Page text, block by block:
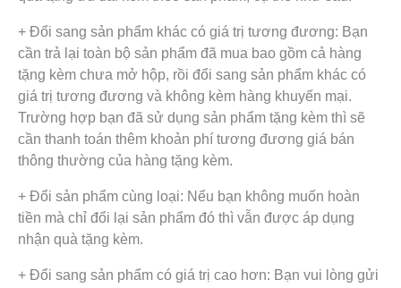
+ Đổi sang sản phẩm khác có giá trị tương đương: Bạn
cần trả lại toàn bộ sản phẩm đã mua bao gồm cả hàng
tặng kèm chưa mở hộp, rồi đổi sang sản phẩm khác có
giá trị tương đương và không kèm hàng khuyến mại.
Trường hợp bạn đã sử dụng sản phẩm tặng kèm thì sẽ
cần thanh toán thêm khoản phí tương đương giá bán
thông thường của hàng tặng kèm.
+ Đổi sản phẩm cùng loại: Nếu bạn không muốn hoàn
tiền mà chỉ đổi lại sản phẩm đó thì vẫn được áp dụng
nhận quà tặng kèm.
+ Đổi sang sản phẩm có giá trị cao hơn: Bạn vui lòng gửi